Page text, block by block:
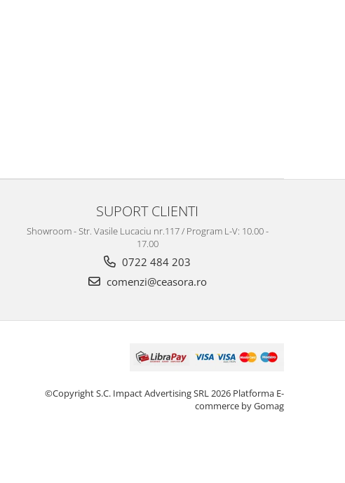
SUPORT CLIENTI
Showroom - Str. Vasile Lucaciu nr.117 / Program L-V: 10.00 -
17.00
0722 484 203
comenzi@ceasora.ro
©Copyright S.C. Impact Advertising SRL 2026 Platforma E-
commerce by Gomag